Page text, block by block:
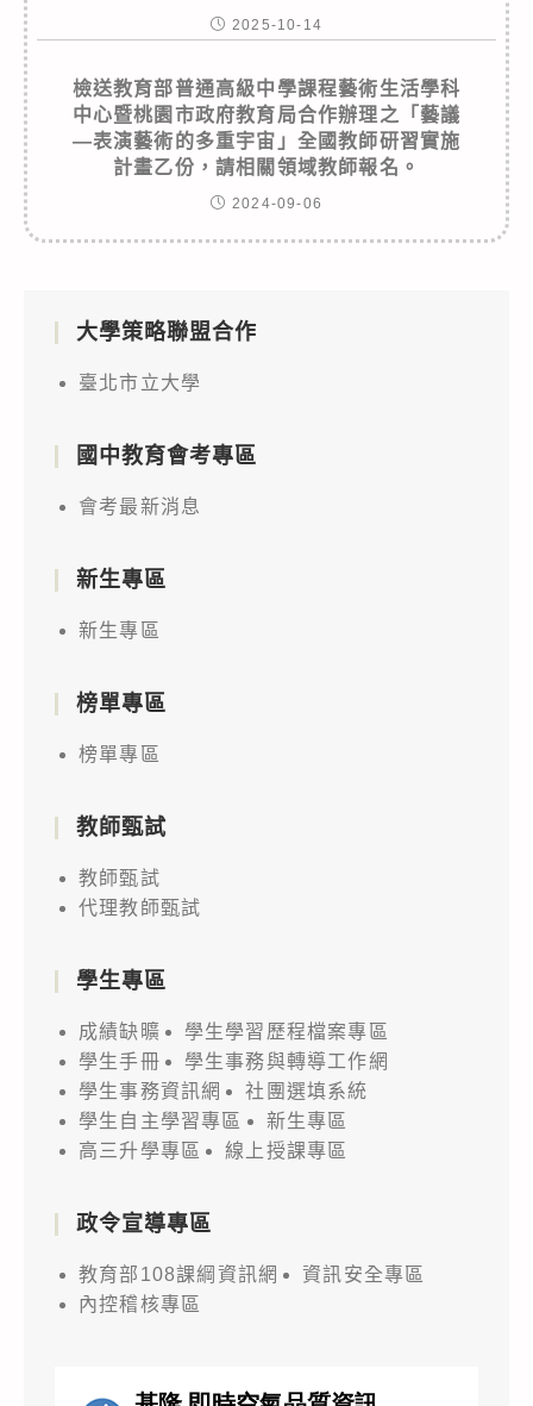
2025-10-14
檢送教育部普通高級中學課程藝術生活學科
中心暨桃園市政府教育局合作辦理之「藝議
—表演藝術的多重宇宙」全國教師研習實施
計畫乙份，請相關領域教師報名。
2024-09-06
大學策略聯盟合作
臺北市立大學
國中教育會考專區
會考最新消息
新生專區
新生專區
榜單專區
榜單專區
教師甄試
教師甄試
代理教師甄試
學生專區
成績缺曠
學生學習歷程檔案專區
學生手冊
學生事務與轉導工作網
學生事務資訊網
社團選填系統
學生自主學習專區
新生專區
高三升學專區
線上授課專區
政令宣導專區
教育部108課綱資訊網
資訊安全專區
內控稽核專區